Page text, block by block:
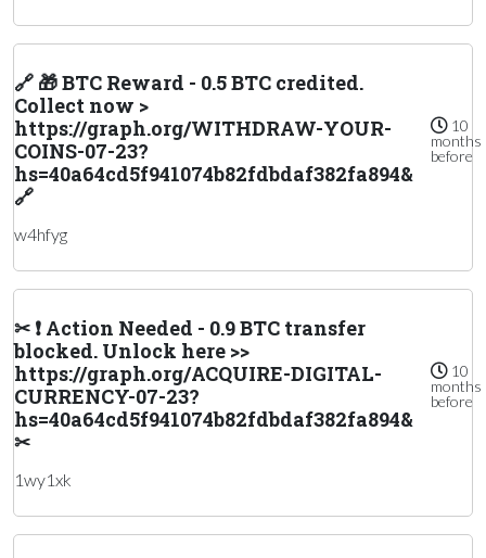
🔗 🎁 BTC Reward - 0.5 BTC credited.
Collect now >
https://graph.org/WITHDRAW-YOUR-
COINS-07-23?
hs=40a64cd5f941074b82fdbdaf382fa894&
🔗
10
months
before
w4hfyg
✂ ❗ Action Needed - 0.9 BTC transfer
blocked. Unlock here >>
https://graph.org/ACQUIRE-DIGITAL-
CURRENCY-07-23?
hs=40a64cd5f941074b82fdbdaf382fa894&
✂
10
months
before
1wy1xk